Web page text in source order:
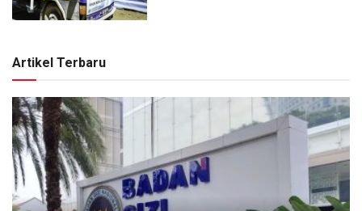
Artikel Terbaru